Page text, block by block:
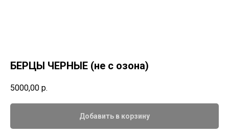
БЕРЦЫ ЧЕРНЫЕ (не с озона)
5000,00 р.
Добавить в корзину